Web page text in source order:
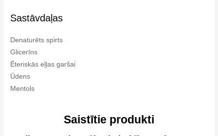
Sastāvdaļas
Denaturēts spirts
Glicerīns
Ēteriskās eļļas garšai
Ūdens
Mentols
Saistītie produkti